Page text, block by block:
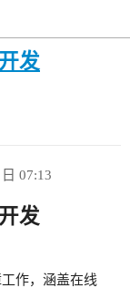
发
07:13
发
作，涵盖在线